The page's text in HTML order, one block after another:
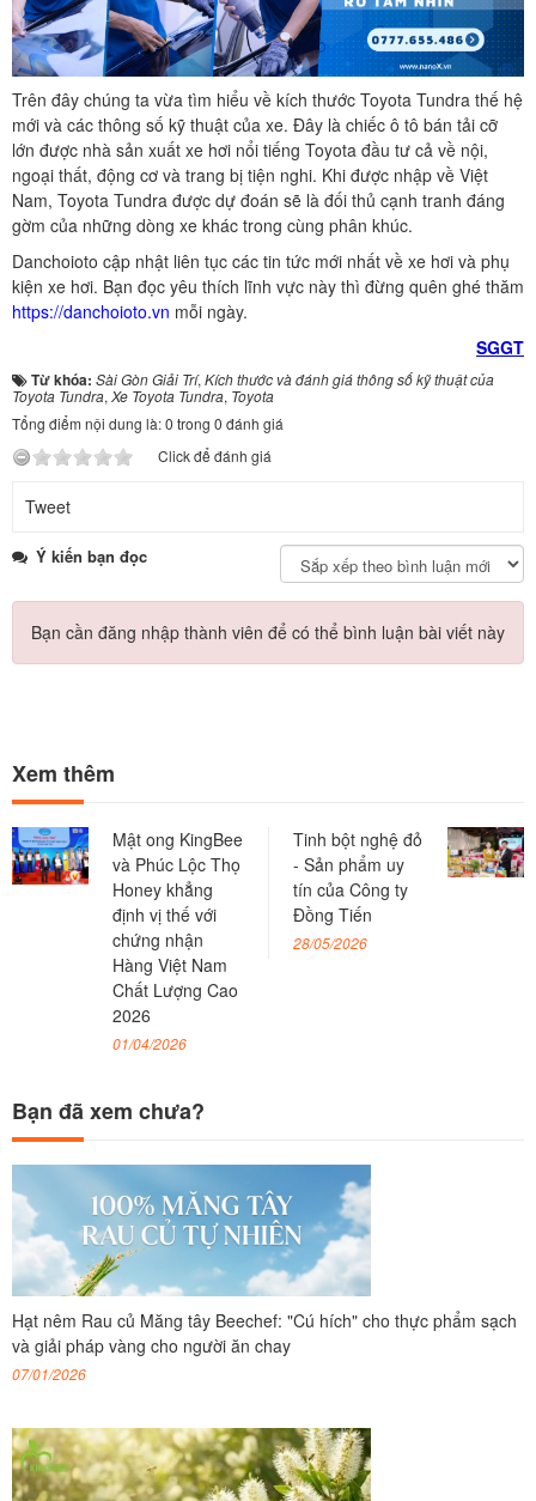
Trên đây chúng ta vừa tìm hiểu về kích thước Toyota Tundra thế hệ
mới và các thông số kỹ thuật của xe. Đây là chiếc ô tô bán tải cỡ
lớn được nhà sản xuất xe hơi nổi tiếng Toyota đầu tư cả về nội,
ngoại thất, động cơ và trang bị tiện nghi. Khi được nhập về Việt
Nam, Toyota Tundra được dự đoán sẽ là đối thủ cạnh tranh đáng
gờm của những dòng xe khác trong cùng phân khúc.
Danchoioto cập nhật liên tục các tin tức mới nhất về xe hơi và phụ
kiện xe hơi. Bạn đọc yêu thích lĩnh vực này thì đừng quên ghé thăm
https://danchoioto.vn mỗi ngày.
SGGT
Từ khóa: Sài Gòn Giải Trí, Kích thước và đánh giá thông số kỹ thuật của
Toyota Tundra, Xe Toyota Tundra, Toyota
Tổng điểm nội dung là: 0 trong 0 đánh giá
Click để đánh giá
Tweet
Ý kiến bạn đọc
Bạn cần đăng nhập thành viên để có thể bình luận bài viết này
Xem thêm
Mật ong KingBee
và Phúc Lộc Thọ
Honey khẳng
định vị thế với
chứng nhận
Hàng Việt Nam
Chất Lượng Cao
2026
01/04/2026
Tinh bột nghệ đỏ
- Sản phẩm uy
tín của Công ty
Đồng Tiến
28/05/2026
Bạn đã xem chưa?
Hạt nêm Rau củ Măng tây Beechef: "Cú hích" cho thực phẩm sạch
và giải pháp vàng cho người ăn chay
07/01/2026